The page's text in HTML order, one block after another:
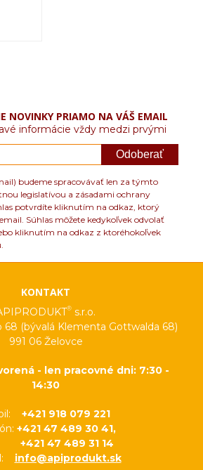
NOVINKY PRIAMO NA VÁŠ EMAIL
informácie vždy medzi prvými
Odoberať
budeme spracovávať len za týmto
legislatívou a zásadami ochrany
potvrdíte kliknutím na odkaz, ktorý
Súhlas môžete kedykoľvek odvolať
kliknutím na odkaz z ktoréhokoľvek
KONTAKT
® s.r.o.
68 (bývalá Klementa Gottwalda 68)
991 06 Želovce
- len pracovné dni: 7:30 -
14:30
+421 918 079 221
+421 47 489 30 41,
47 489 31 14
info@apiprodukt.sk